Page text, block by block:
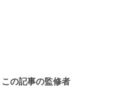
この記事の監修者